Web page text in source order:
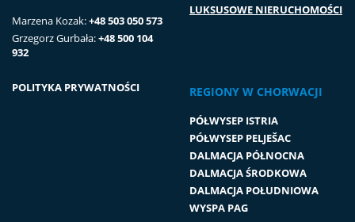
Marzena Kozak:+48 503 050 573
Grzegorz Gurbała:+48 500 104
932
POLITYKA PRYWATNOŚCI
LUKSUSOWE NIERUCHOMOŚCI
REGIONY W CHORWACJI
PÓŁWYSEP ISTRIA
PÓŁWYSEP PELJEŠAC
DALMACJA PÓŁNOCNA
DALMACJA ŚRODKOWA
DALMACJA POŁUDNIOWA
WYSPA PAG